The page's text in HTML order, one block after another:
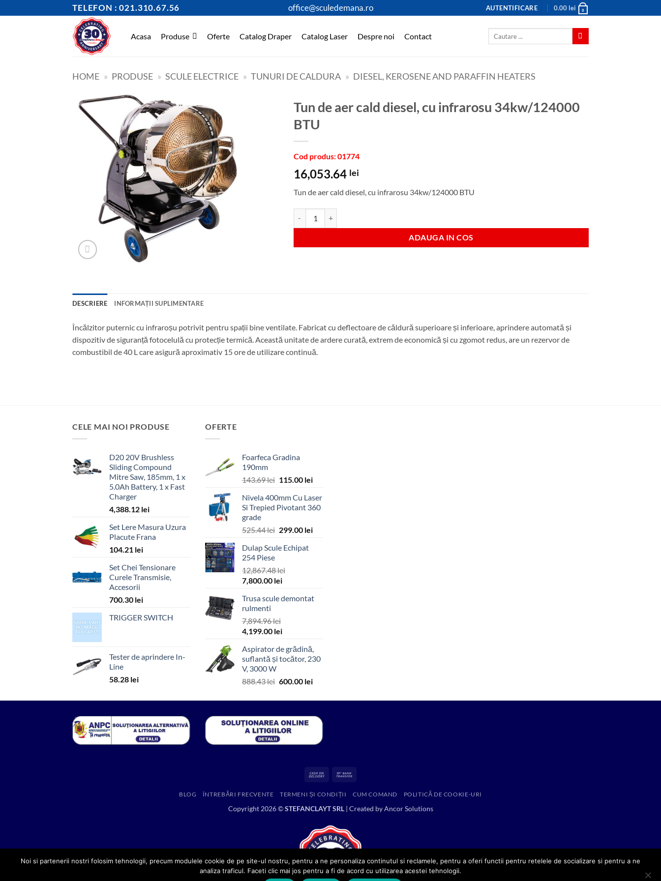
to
TELEFON : 021.310.67.56 office@sculedemana.ro AUTENTIFICARE 0.00 lei 0
Acasa Produse Oferte Catalog Draper Catalog Laser Despre noi Contact
HOME » PRODUSE » SCULE ELECTRICE » TUNURI DE CALDURA » DIESEL, KEROSENE AND PARAFFIN HEATERS
Tun de aer cald diesel, cu infrarosu 34kw/124000
BTU
Cod produs: 01774
16,053.64 lei
Tun de aer cald diesel, cu infrarosu 34kw/124000 BTU
ADAUGA IN COS
DESCRIERE INFORMAȚII SUPLIMENTARE
Încălzitor puternic cu infraroșu potrivit pentru spații bine ventilate. Fabricat cu deflectoare de căldură superioare și inferioare, aprindere automată și
dispozitiv de siguranță fotocelulă cu protecție termică. Această unitate de ardere curată, extrem de economică și cu zgomot redus, are un rezervor de
combustibil de 40 L care asigură aproximativ 15 ore de utilizare continuă.
CELE MAI NOI PRODUSE
D20 20V Brushless
Sliding Compound
Mitre Saw, 185mm, 1 x
5.0Ah Battery, 1 x Fast
Charger
4,388.12 lei
Set Lere Masura Uzura
Placute Frana
104.21 lei
Set Chei Tensionare
Curele Transmisie,
Accesorii
700.30 lei
TRIGGER SWITCH
Tester de aprindere In-
Line
58.28 lei
OFERTE
Foarfeca Gradina
190mm
143.69lei Prețul
a
fost:
115.00 leiPrețul
este:
115.00 lei.
Nivela 400mm Cu Laser
Si Trepied Pivotant 360
grade
525.44lei Prețul
a
525.44 lei.
299.00 leiPrețul
Dulap Scule Echipat
254 Piese
12,867.48lei
Prețul
a
fost:
12,867.48 lei.
7,800.00 leiPrețul
este:
Trusa scule demontat
rulmenti
7,894.96lei
Prețul
a
fost:
7,894.96 lei.
4,199.00 leiPrețul
este:
4,199.00 lei.
Aspirator de grădină,
suflantă și tocător, 230
V, 3000 W
888.43lei Prețul
a
888.43 lei.
600.00 leiPrețul
este:
Cash
Delivery
BLOG ÎNTREBĂRI FRECVENTE TERMENI ȘI CONDIȚII CUM COMAND POLITICĂ DE COOKIE-URI
Copyright 2026 ©STEFANCLAYT SRL| Created byAncor Solutions
Noi si partenerii nostri folosim tehnologii, precum modulele cookie de pe site-ul nostru, pentru a ne personaliza continutul si reclamele, pentru a oferi functii pentru retelele de socializare si pentru a ne
analiza traficul. Faceti clic mai jos pentru a fi de acord cu utilizarea acestei tehnologii.